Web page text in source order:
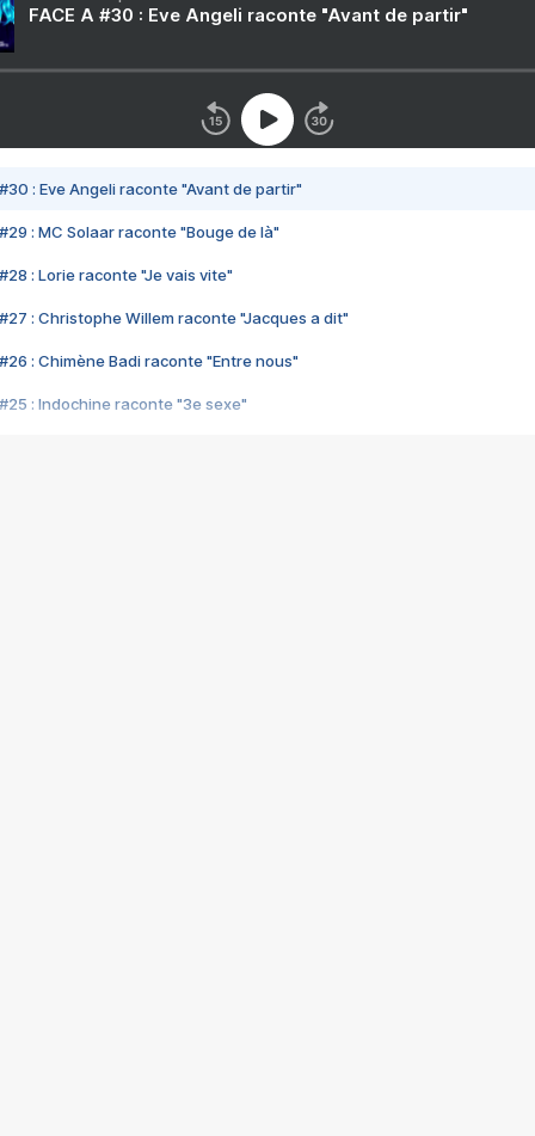
FACE A #30 : Eve Angeli raconte "Avant de partir"
#30 : Eve Angeli raconte "Avant de partir"
#29 : MC Solaar raconte "Bouge de là"
#28 : Lorie raconte "Je vais vite"
#27 : Christophe Willem raconte "Jacques a dit"
#26 : Chimène Badi raconte "Entre nous"
#25 : Indochine raconte "3e sexe"